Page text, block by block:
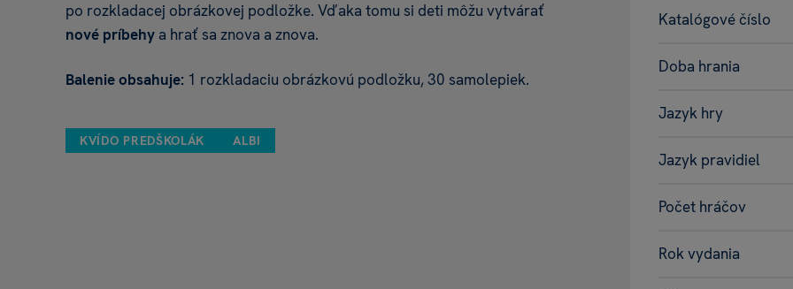
po rozkladacej obrázkovej podložke. Vďaka tomu si deti môžu vytvárať
nové príbehy a hrať sa znova a znova.
Balenie obsahuje: 1 rozkladaciu obrázkovú podložku, 30 samolepiek.
KVÍDO PREDŠKOLÁK ALBI
Katalógové číslo
Doba hrania
Jazyk hry
Jazyk pravidiel
Počet hráčov
Rok vydania